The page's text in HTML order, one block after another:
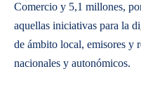
Comercio y 5,1 millones,
aquellas iniciativas para la
de ámbito local, emisores y
nacionales y autonómicos.